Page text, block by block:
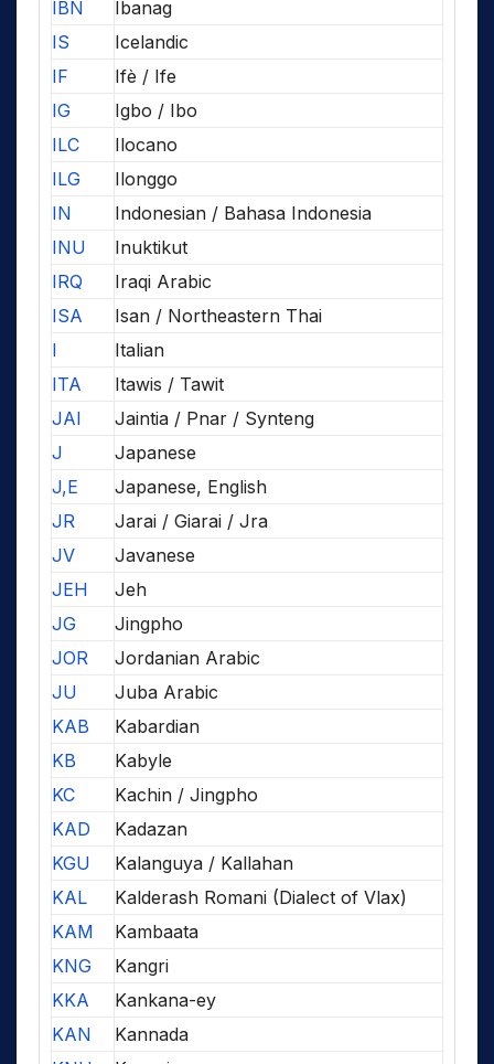
IBN
Ibanag
IS
Icelandic
IF
Ifè / Ife
IG
Igbo / Ibo
ILC
Ilocano
ILG
Ilonggo
IN
Indonesian / Bahasa Indonesia
INU
Inuktikut
IRQ
Iraqi Arabic
ISA
Isan / Northeastern Thai
I
Italian
ITA
Itawis / Tawit
JAI
Jaintia / Pnar / Synteng
J
Japanese
J,E
Japanese, English
JR
Jarai / Giarai / Jra
JV
Javanese
JEH
Jeh
JG
Jingpho
JOR
Jordanian Arabic
JU
Juba Arabic
KAB
Kabardian
KB
Kabyle
KC
Kachin / Jingpho
KAD
Kadazan
KGU
Kalanguya / Kallahan
KAL
Kalderash Romani (Dialect of Vlax)
KAM
Kambaata
KNG
Kangri
KKA
Kankana-ey
KAN
Kannada